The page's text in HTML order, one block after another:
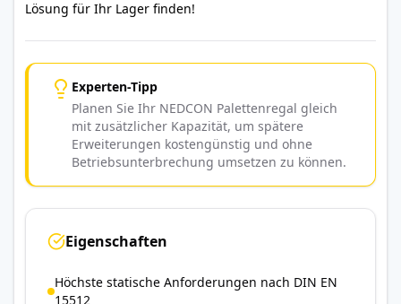
Lösung für Ihr Lager finden!
Experten-Tipp
Planen Sie Ihr NEDCON Palettenregal gleich
mit zusätzlicher Kapazität, um spätere
Erweiterungen kostengünstig und ohne
Betriebsunterbrechung umsetzen zu können.
Eigenschaften
Höchste statische Anforderungen nach DIN EN
15512